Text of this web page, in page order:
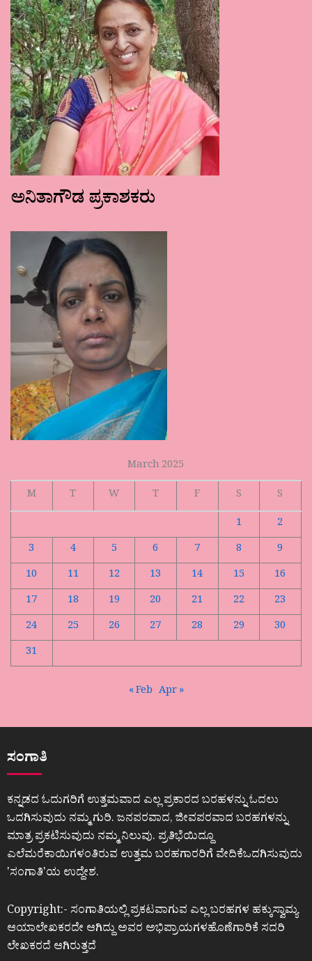
ಅನಿತಾಗೌಡ ಪ್ರಕಾಶಕರು
March 2025
M
T W T F S
S
1
2
3
4 5 6 7 8
9
10
11 12 13 14 15
16
17
18 19 20 21 22
23
24
25 26 27 28 29
30
31
« Feb Apr »
ಸಂಗಾತಿ
ಕನ್ನಡದ ಓದುಗರಿಗೆ ಉತ್ತಮವಾದ ಎಲ್ಲ ಪ್ರಕಾರದ ಬರಹಳನ್ನು ಓದಲು
ಒದಗಿಸುವುದು ನಮ್ಮ ಗುರಿ. ಜನಪರವಾದ, ಜೀವಪರವಾದ ಬರಹಗಳನ್ನು
ಮಾತ್ರ ಪ್ರಕಟಿಸುವುದು ನಮ್ಮ ನಿಲುವು. ಪ್ರತಿಭೆಯಿದ್ದೂ
ಎಲೆಮರೆಕಾಯಿಗಳಂತಿರುವ ಉತ್ತಮ ಬರಹಗಾರರಿಗೆ ವೇದಿಕೆಒದಗಿಸುವುದು
ʼಸಂಗಾತಿʼಯ ಉದ್ದೇಶ.
Copyright:- ಸಂಗಾತಿಯಲ್ಲಿ ಪ್ರಕಟವಾಗುವ ಎಲ್ಲ ಬರಹಗಳ ಹಕ್ಕುಸ್ವಾಮ್ಯ
ಆಯಾಲೇಖಕರದೇ ಆಗಿದ್ದು ಅವರ ಅಭಿಪ್ರಾಯಗಳಹೊಣೆಗಾರಿಕೆ ಸದರಿ
ಲೇಖಕರದೆ ಆಗಿರುತ್ತದೆ